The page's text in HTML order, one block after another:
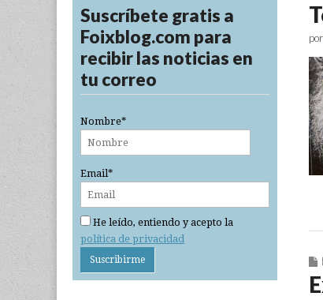
por
Suscríbete gratis a
Foixblog.com para
recibir las noticias en
tu correo
Nombre*
Email*
He leído, entiendo y acepto la
política de privacidad